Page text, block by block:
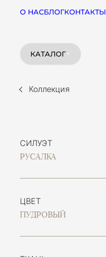
О НАСБЛОГКОНТАКТЫ
КАТАЛОГ
Коллекция
СИЛУЭТ
РУСАЛКА
ЦВЕТ
ПУДРОВЫЙ